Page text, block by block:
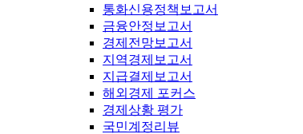
통화신용정책보고서
금융안정보고서
경제전망보고서
지역경제보고서
지급결제보고서
해외경제 포커스
경제상황 평가
국민계정리뷰